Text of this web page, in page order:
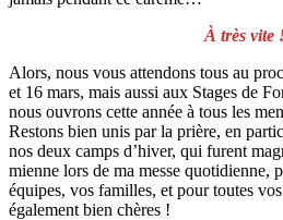
À très vite
Alors, nous vous attendons tous au
et 16 mars, mais aussi aux Stages de
nous ouvrons cette année à tous les
Restons bien unis par la prière, en
nos deux camps d’hiver, qui furent
mienne lors de ma messe quotidienne,
équipes, vos familles, et pour toutes
également bien chères !